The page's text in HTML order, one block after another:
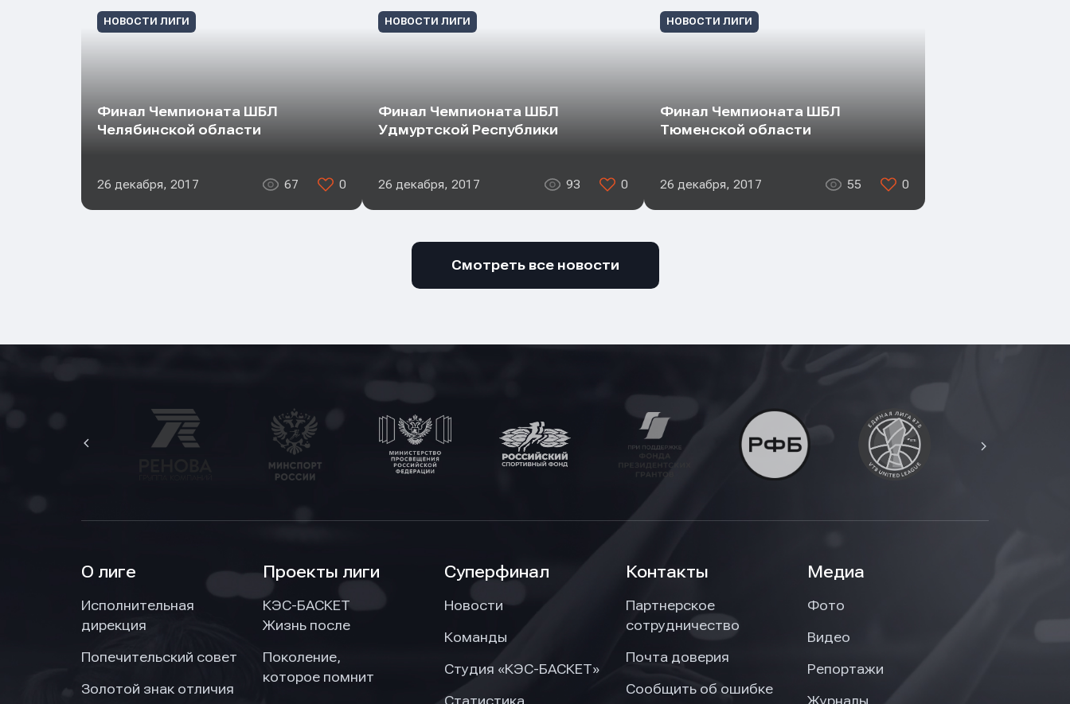
НОВОСТИ ЛИГИ
Финал Чемпионата ШБЛ
Челябинской области
26 декабря, 2017 67 0
НОВОСТИ ЛИГИ
Финал Чемпионата ШБЛ
Удмуртской Республики
26 декабря, 2017 93 0
НОВОСТИ ЛИГИ
Финал Чемпионата ШБЛ
Тюменской области
26 декабря, 2017 55 0
Смотреть все новости
О лиге
Исполнительная
дирекция
Попечительский совет
Золотой знак отличия
Проекты лиги
КЭС-БАСКЕТ
Жизнь после
Поколение,
которое помнит
Суперфинал
Новости
Команды
Студия «КЭС-БАСКЕТ»
Статистика
Контакты
Партнерское
сотрудничество
Почта доверия
Сообщить об ошибке
Медиа
Фото
Видео
Репортажи
Журналы